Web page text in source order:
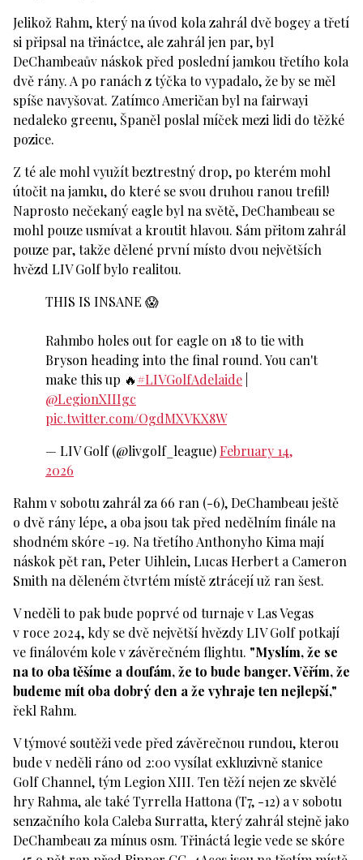
Jelikož Rahm, který na úvod kola zahrál dvě bogey a třetí
si připsal na třináctce, ale zahrál jen par, byl
DeChambeaův náskok před poslední jamkou třetího kola
dvě rány. A po ranách z týčka to vypadalo, že by se měl
spíše navyšovat. Zatímco Američan byl na fairwayi
nedaleko greenu, Španěl poslal míček mezi lidi do těžké
pozice.
Z té ale mohl využít beztrestný drop, po kterém mohl
útočit na jamku, do které se svou druhou ranou trefil!
Naprosto nečekaný eagle byl na světě, DeChambeau se
mohl pouze usmívat a kroutit hlavou. Sám přitom zahrál
pouze par, takže dělené první místo dvou největších
hvězd LIV Golf bylo realitou.
THIS IS INSANE 😱
Rahmbo holes out for eagle on 18 to tie with
Bryson heading into the final round. You can't
make this up 🔥#LIVGolfAdelaide
@LegionXIIIgc
pic.twitter.com/OgdMXVKX8W
— LIV Golf (@livgolf_league)February 14,
2026
Rahm v sobotu zahrál za 66 ran (-6), DeChambeau ještě
o dvě rány lépe, a oba jsou tak před nedělním finále na
shodném skóre -19. Na třetího Anthonyho Kima mají
náskok pět ran, Peter Uihlein, Lucas Herbert a Cameron
Smith na děleném čtvrtém místě ztrácejí už ran šest.
V neděli to pak bude poprvé od turnaje v Las Vegas
v roce 2024, kdy se dvě největší hvězdy LIV Golf potkají
ve finálovém kole v závěrečném flightu. "Myslím, že se
na to oba těšíme a doufám, že to bude banger. Věřím, že
budeme mít oba dobrý den a že vyhraje ten nejlepší,"
řekl Rahm.
V týmové soutěži vede před závěrečnou rundou, kterou
bude v neděli ráno od 2:00 vysílat exkluzivně stanice
Golf Channel, tým Legion XIII. Ten těží nejen ze skvělé
hry Rahma, ale také Tyrrella Hattona (T7, -12) a v sobotu
senzačního kola Caleba Surratta, který zahrál stejně jako
DeChambeau za mínus osm. Třináctá legie vede se skóre